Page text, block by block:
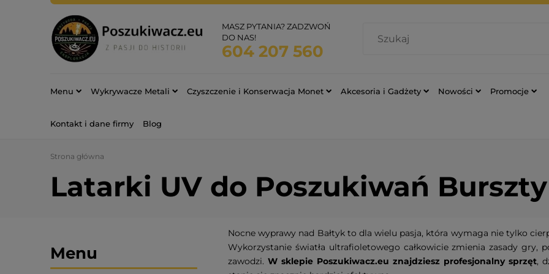
MASZ PYTANIA? ZADZWOŃ
DO NAS!
604 207 560
Menu Wykrywacze Metali Czyszczenie i Konserwacja Monet Akcesoria i Gadżety Nowości Promocje
Kontakt i dane firmy Blog
Strona główna
Latarki UV do Poszukiwań
Menu
Nocne wyprawy nad Bałtyk to dla wielu pasja, która wymaga nie tylko
Wykorzystanie światła ultrafioletowego całkowicie zmienia zasady gry,
zawodzi. W sklepie Poszukiwacz.eu znajdziesz profesjonalny sprzęt,